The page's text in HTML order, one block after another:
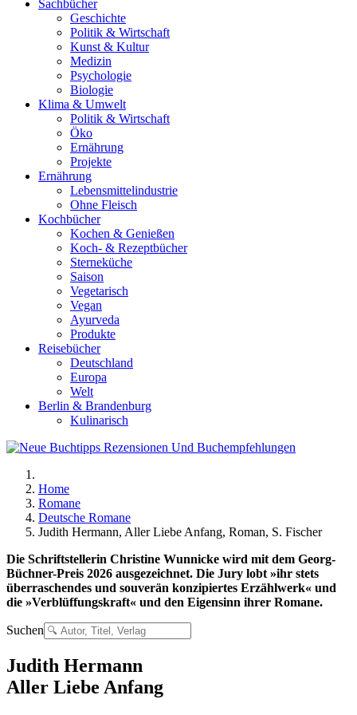
Sachbücher
Geschichte
Politik & Wirtschaft
Kunst & Kultur
Medizin
Psychologie
Biologie
Klima & Umwelt
Politik & Wirtschaft
Öko
Ernährung
Projekte
Ernährung
Lebensmittelindustrie
Ohne Fleisch
Kochbücher
Kochen & Genießen
Koch- & Rezeptbücher
Sterneküche
Saison
Vegetarisch
Vegan
Ayurveda
Produkte
Reisebücher
Deutschland
Europa
Welt
Berlin & Brandenburg
Kulinarisch
Home
Romane
Deutsche Romane
Judith Hermann, Aller Liebe Anfang, Roman, S. Fischer
Die Schriftstellerin Christine Wunnicke wird mit dem Georg-
Büchner-Preis 2026 ausgezeichnet. Die Jury lobt »ihr stets
überraschendes und souverän konzipiertes Erzählwerk« und
die »Verblüffungskraft« und den Eigensinn ihrer Romane.
Suchen
Judith Hermann
Aller Liebe Anfang